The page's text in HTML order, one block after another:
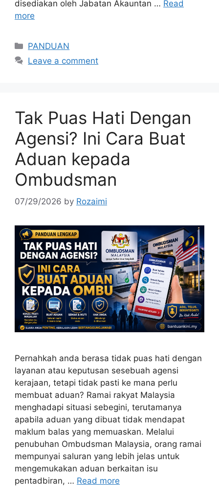
disediakan oleh Jabatan Akauntan … Read
more
Categories
PANDUAN
Leave a comment
Tak Puas Hati Dengan
Agensi? Ini Cara Buat
Aduan kepada
Ombudsman
07/29/2026 by Rozaimi
Pernahkah anda berasa tidak puas hati dengan
layanan atau keputusan sesebuah agensi
kerajaan, tetapi tidak pasti ke mana perlu
membuat aduan? Ramai rakyat Malaysia
menghadapi situasi sebegini, terutamanya
apabila aduan yang dibuat tidak mendapat
maklum balas yang memuaskan. Melalui
penubuhan Ombudsman Malaysia, orang ramai
mempunyai saluran yang lebih jelas untuk
mengemukakan aduan berkaitan isu
pentadbiran, … Read more